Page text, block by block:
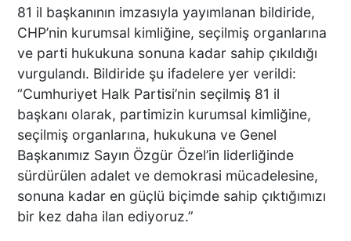
81 il başkanının imzasıyla yayımlanan bildiride,
CHP’nin kurumsal kimliğine, seçilmiş organlarına
ve parti hukukuna sonuna kadar sahip çıkıldığı
vurgulandı. Bildiride şu ifadelere yer verildi:
“Cumhuriyet Halk Partisi’nin seçilmiş 81 il
başkanı olarak, partimizin kurumsal kimliğine,
seçilmiş organlarına, hukukuna ve Genel
Başkanımız Sayın Özgür Özel’in liderliğinde
sürdürülen adalet ve demokrasi mücadelesine,
sonuna kadar en güçlü biçimde sahip çıktığımızı
bir kez daha ilan ediyoruz.”